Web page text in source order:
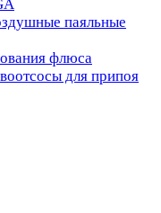
паяльные
флюса
для припоя